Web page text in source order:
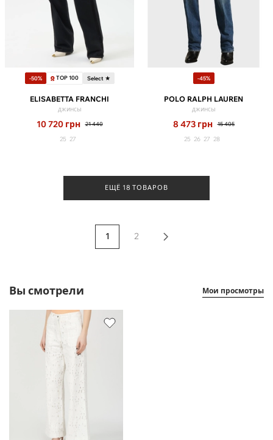
-50% TOP 100 Select ★
ELISABETTA FRANCHI
джинсы
10 720 грн 21 440
25 27
-45%
POLO RALPH LAUREN
джинсы
8 473 грн 15 405
25 26 27 28
ЕЩЁ 18 ТОВАРОВ
1 2
Вы смотрели Мои просмотры